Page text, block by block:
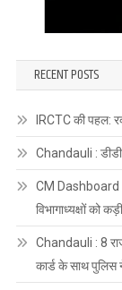
RECENT POSTS
IRCTC की पहल:
Chandauli :
CM Dashboard
विभागाध्यक्षों को
Chandauli : 8
कार्ड के साथ पुलिस